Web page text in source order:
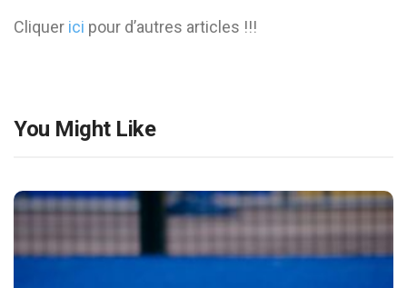
Cliquer ici pour d’autres articles !!!
You Might Like